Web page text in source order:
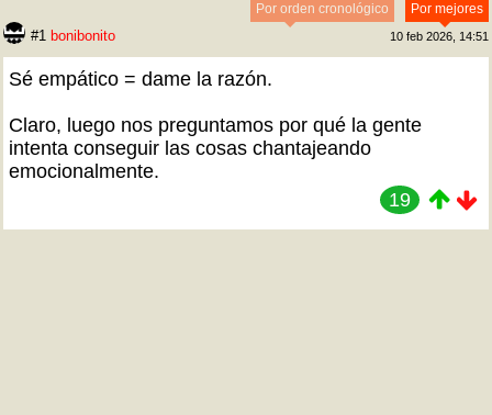
Por mejores
Por orden cronológico
#1 bonibonito 10 feb 2026, 14:51
Sé empático = dame la razón.
Claro, luego nos preguntamos por qué la gente
intenta conseguir las cosas chantajeando
emocionalmente.
19